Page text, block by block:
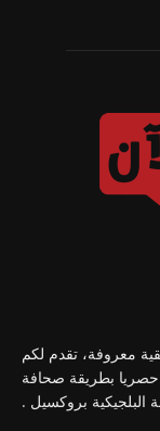
معروفة، تقدم لكم
حصريا بطريقة صحافة
البلجيكية بروكسيل .